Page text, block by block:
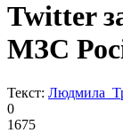
Twitter
МЗС
Текст: Людмила
0
1675